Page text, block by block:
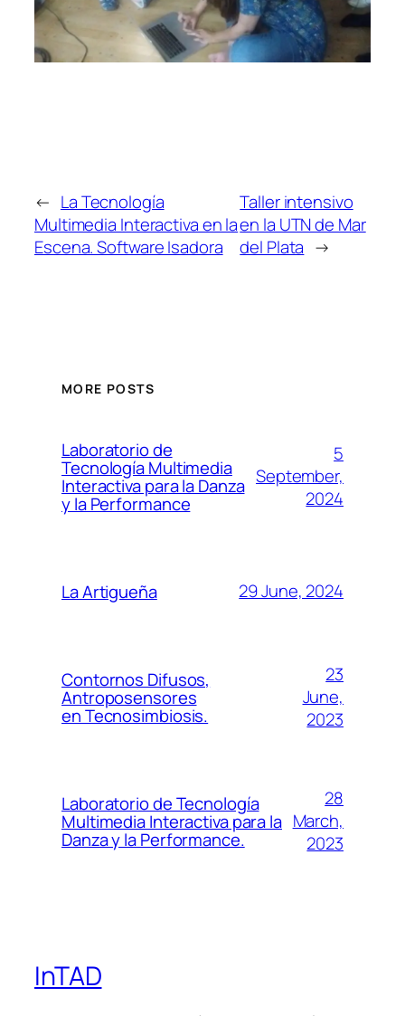
← La Tecnología
Multimedia Interactiva en la
Escena. Software Isadora
Taller intensivo
en la UTN de Mar
del Plata →
MORE POSTS
Laboratorio de
Tecnología Multimedia
Interactiva para la Danza
y la Performance
5
September,
2024
La Artigueña 29 June, 2024
Contornos Difusos,
Antroposensores
en Tecnosimbiosis.
23
June,
2023
Laboratorio de Tecnología
Multimedia Interactiva para la
Danza y la Performance.
28
March,
2023
InTAD